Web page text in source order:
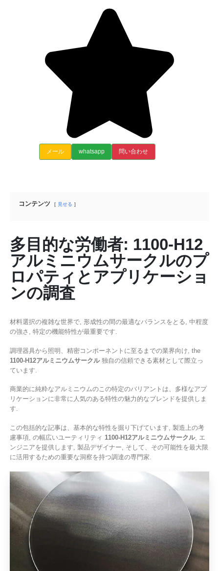
メール whatsapp 問い合わせ
コンテンツ 見せる
多目的な労働者: 1100-H12
アルミニウムサークルのプ
ロパティとアプリケーショ
ンの調査
材料選択の複雑な世界で, 形成性の間の最適なバランスをとる, 中程度
の強さ, 特定の機能特性が最重要です.
調理器具から照明、精密コンポーネントに至るまでの業界向け, the
1100-H12アルミニウムサークル独自の信頼できる素材として際立っ
ています.
商業的に純粋なアルミニウムのこの特定のバリアントは、多様なアプ
リケーションに非常に人気のある特性の魅力的なブレンドを提供しま
す.
この包括的な記事は、基本的な特性を掘り下げています, 製造上の考
慮事項, の幅広いユーティリティ 1100-H12アルミニウムサークル, エ
ンジニアを提供します, 製品デザイナー, そして、その可能性を最大限
に活用するための重要な洞察を持つ調達の専門家.